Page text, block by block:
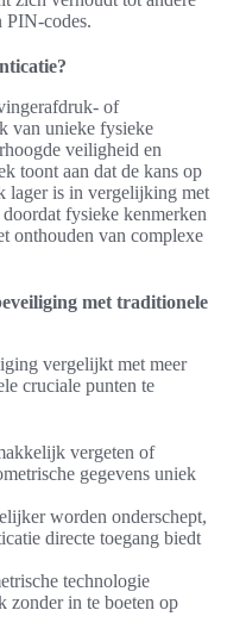
PIN-codes.
of
van unieke fysieke
veiligheid en
toont aan dat de kans op
lager is in vergelijking met
fysieke kenmerken
onthouden van complexe
met traditionele
vergelijkt met meer
cruciale punten te
vergeten of
gegevens uniek
worden onderschept,
directe toegang biedt
technologie
zonder in te boeten op